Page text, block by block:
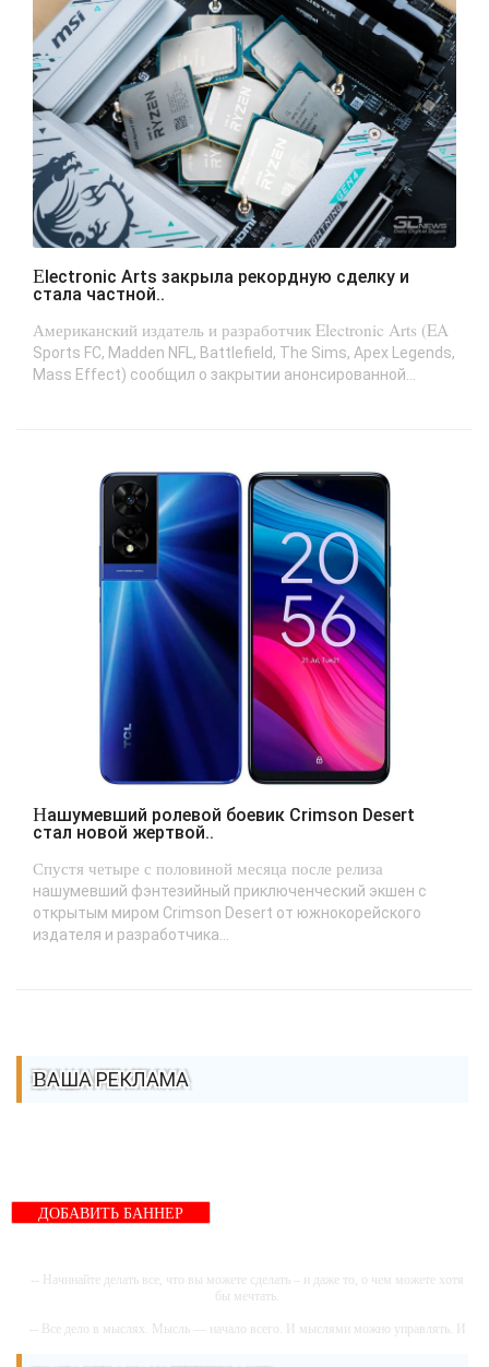
Electronic Arts закрыла рекордную сделку и
стала частной..
Американский издатель и разработчик Electronic Arts (EA
Sports FC, Madden NFL, Battlefield, The Sims, Apex Legends,
Mass Effect) сообщил о закрытии анонсированной...
Нашумевший ролевой боевик Crimson Desert
стал новой жертвой..
Спустя четыре с половиной месяца после релиза
нашумевший фэнтезийный приключенческий экшен с
открытым миром Crimson Desert от южнокорейского
издателя и разработчика...
ВАША РЕКЛАМА
ДОБАВИТЬ БАННЕР
-- Начинайте делать все, что вы можете сделать – и даже то, о чем можете хотя
бы мечтать.
-- Все дело в мыслях. Мысль — начало всего. И мыслями можно управлять. И